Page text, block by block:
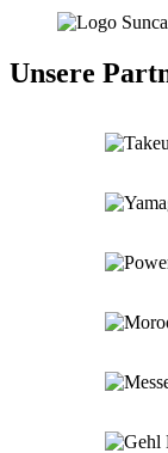
Unsere